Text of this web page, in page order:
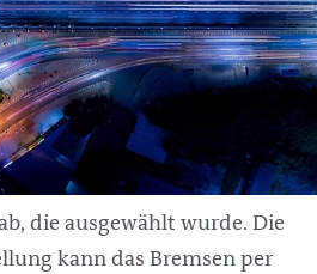
die ausgewählt wurde. Die
kann das Bremsen per